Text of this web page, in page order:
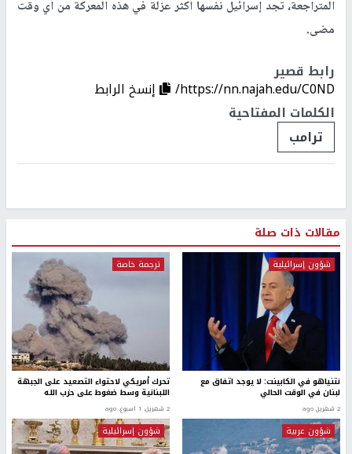
المتراجعة، تجد إسرائيل نفسها أكثر عزلة في هذه المعركة من أي وقت
مضى.
رابط قصير
https://nn.najah.edu/C0ND/
إنسخ الرابط
الكلمات المفتاحية
ترامب
مقالات ذات صلة
شؤون إسرائيلية
نتنياهو في الكابينت: لا يوجد اتفاق مع
لبنان في الوقت الحالي
2 شهرين ago
ترجمة خاصة
تحرك أمريكي لاحتواء التصعيد على الجبهة
اللبنانية وسط ضغوط على حزب الله
2 شهرين، 1 اسبوع. ago
شؤون عربية شؤون إسرائيلية